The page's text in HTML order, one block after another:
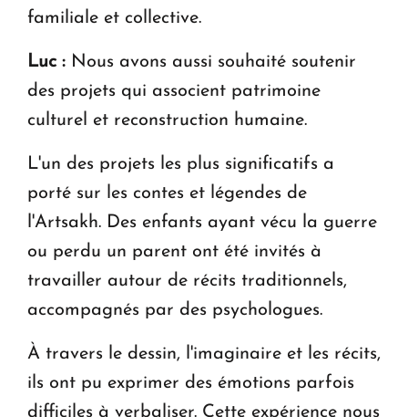
familiale et collective.
Luc : Nous avons aussi souhaité soutenir
des projets qui associent patrimoine
culturel et reconstruction humaine.
L'un des projets les plus significatifs a
porté sur les contes et légendes de
l'Artsakh. Des enfants ayant vécu la guerre
ou perdu un parent ont été invités à
travailler autour de récits traditionnels,
accompagnés par des psychologues.
À travers le dessin, l'imaginaire et les récits,
ils ont pu exprimer des émotions parfois
difficiles à verbaliser. Cette expérience nous